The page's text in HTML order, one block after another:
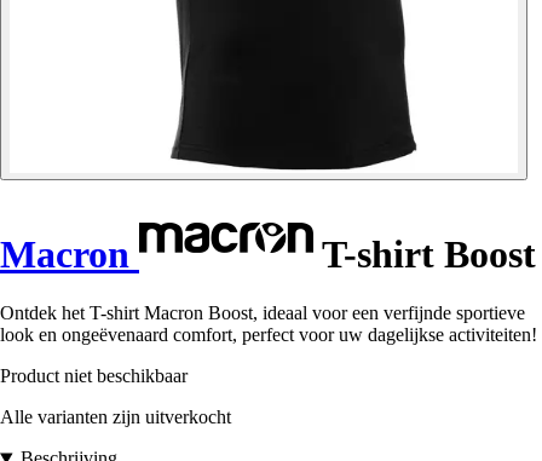
Macron T-shirt Boost
Ontdek het T-shirt Macron Boost, ideaal voor een verfijnde sportieve
look en ongeëvenaard comfort, perfect voor uw dagelijkse activiteiten!
Product niet beschikbaar
Alle varianten zijn uitverkocht